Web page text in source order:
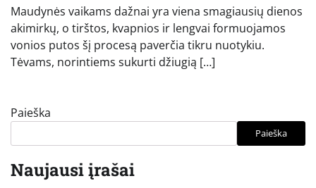
Maudynės vaikams dažnai yra viena smagiausių dienos
akimirkų, o tirštos, kvapnios ir lengvai formuojamos
vonios putos šį procesą paverčia tikru nuotykiu.
Tėvams, norintiems sukurti džiugią […]
Paieška
Paieška
Naujausi įrašai